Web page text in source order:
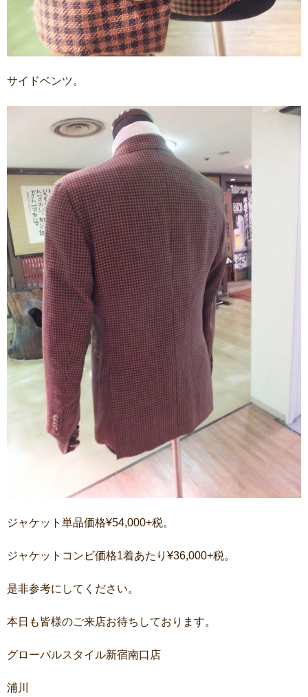
サイドベンツ。
ジャケット単品価格¥54,000+税。
ジャケットコンビ価格1着あたり¥36,000+税。
是非参考にしてください。
本日も皆様のご来店お待ちしております。
グローバルスタイル新宿南口店
浦川